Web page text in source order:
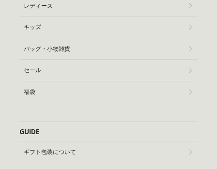
レディース
キッズ
バッグ・小物雑貨
セール
福袋
GUIDE
ギフト包装について